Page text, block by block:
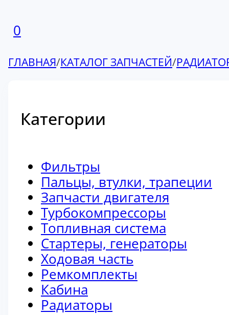
0
ГЛАВНАЯ/КАТАЛОГ ЗАПЧАСТЕЙ/
Категории
Фильтры
Пальцы, втулки, трапеции
Запчасти двигателя
Турбокомпрессоры
Топливная система
Стартеры, генераторы
Ходовая часть
Ремкомплекты
Кабина
Радиаторы